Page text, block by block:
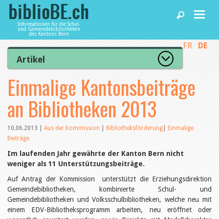
Informationen für die Schul-
und Gemeindebibliotheken
des Kantons Bern
Home
News und Fachbeiträge
Bibliotheken
Agenda
Dienstleistungen
biblioBE nutzen
FR DE
Artikel
Zur Artikelübersicht
Lesenswert
Gut bewertet
Kategorien
Aus dem Amt für Kultur
Aus der Kommission
Aus den Bibliotheken
Organisation
Raum und Infrastruktur
Bestand
Benutzung
Finanzen
Personal
Qualitätsmanagement
Recht und Politik
Einmalige Kantonsbeiträge
an Bibliotheken 2013
10.06.2013|Aus der Kommission|Bibliotheksförderung|Einmalige
Beiträge
Im laufenden Jahr gewährte der Kanton Bern nicht
weniger als 11 Unterstützungsbeiträge.
Auf Antrag der Kommission unterstützt die Erziehungsdirektion
Gemeindebibliotheken, kombinierte Schul- und
Gemeindebibliotheken und Volksschulbibliotheken, welche neu mit
einem EDV-Bibliotheksprogramm arbeiten, neu eröffnet oder